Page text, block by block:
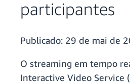
participantes
Publicado: 29 de mai de
O streaming em tempo
Interactive Video Service